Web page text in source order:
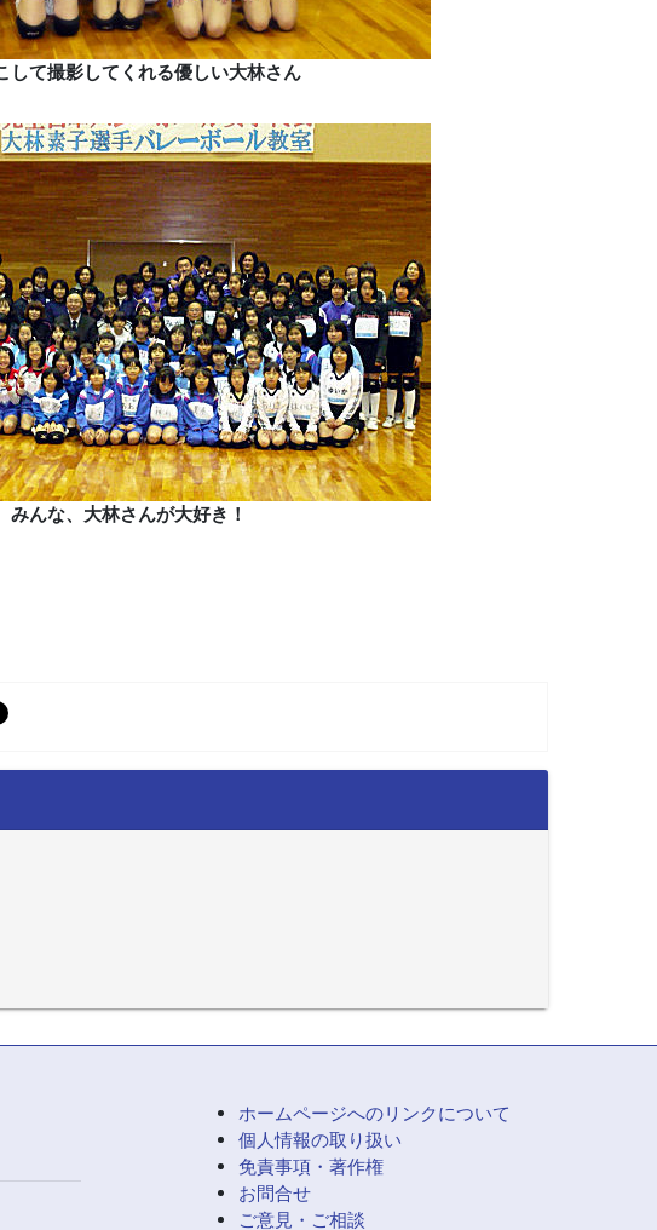
して撮影してくれる優しい大林さん
みんな、大林さんが大好き！
ホームページへのリンクについて
個人情報の取り扱い
免責事項・著作権
お問合せ
ご意見・ご相談